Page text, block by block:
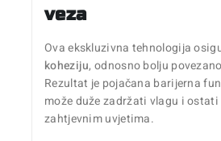
veza
Ova ekskluzivna tehnologija
koheziju, odnosno bolju
Rezultat je pojačana barijerna
može duže zadržati vlagu i
zahtjevnim uvjetima.